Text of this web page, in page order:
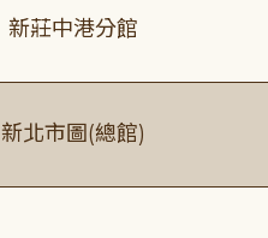
新莊中港分館
新北市圖(總館)